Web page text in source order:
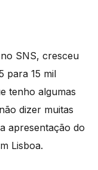
SNS, cresceu
para 15 mil
tenho algumas
dizer muitas
apresentação do
Lisboa.